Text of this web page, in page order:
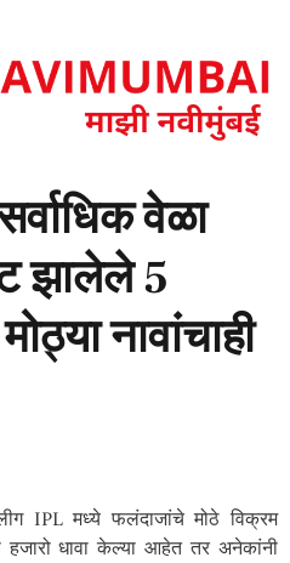
वेळा
झालेले 5
नावांचाही
IPL मध्ये फलंदाजांचे मोठे विक्रम
धावा केल्या आहेत तर अनेकांनी